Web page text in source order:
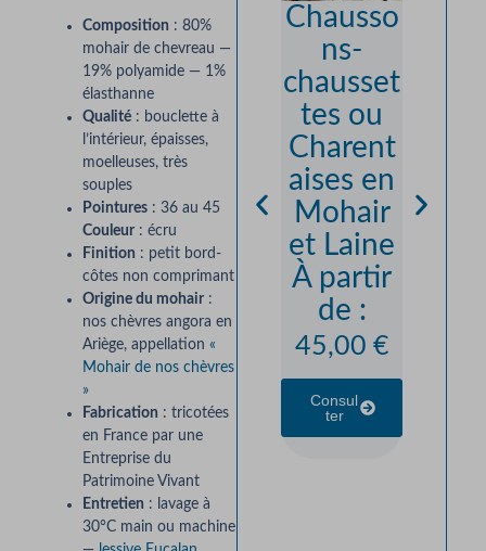
Composition : 80%
mohair de chevreau —
19% polyamide — 1%
élasthanne
Qualité: bouclette à
l’intérieur, épaisses,
moelleuses, très
souples
Pointures: 36 au 45
Couleur: écru
Finition : petit bord-
côtes non comprimant
Origine du mohair:
nos chèvres angora en
Ariège, appellation «
Mohair de nos chèvres
»
Fabrication : tricotées
en France par une
Entreprise du
Patrimoine Vivant
Entretien : lavage à
30°C main ou machine
Chausso
ns-
chausset
tes ou
Charent
aises en
Mohair
et Laine
À partir
de :
45,00 €
Consul
Ter